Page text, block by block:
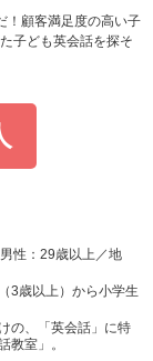
！顧客満足度の高い子
子ども英会話を探そ
性：29歳以上／地
3歳以上）から小学生
の、「英会話」に特
教室」。